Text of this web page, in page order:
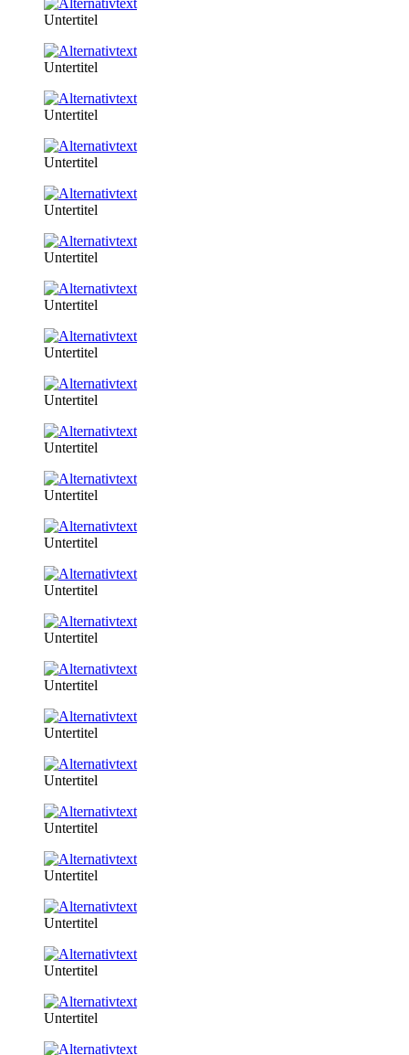
Untertitel
Untertitel
Untertitel
Untertitel
Untertitel
Untertitel
Untertitel
Untertitel
Untertitel
Untertitel
Untertitel
Untertitel
Untertitel
Untertitel
Untertitel
Untertitel
Untertitel
Untertitel
Untertitel
Untertitel
Untertitel
Untertitel